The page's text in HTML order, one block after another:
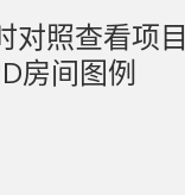
对照查看项目
房间图例